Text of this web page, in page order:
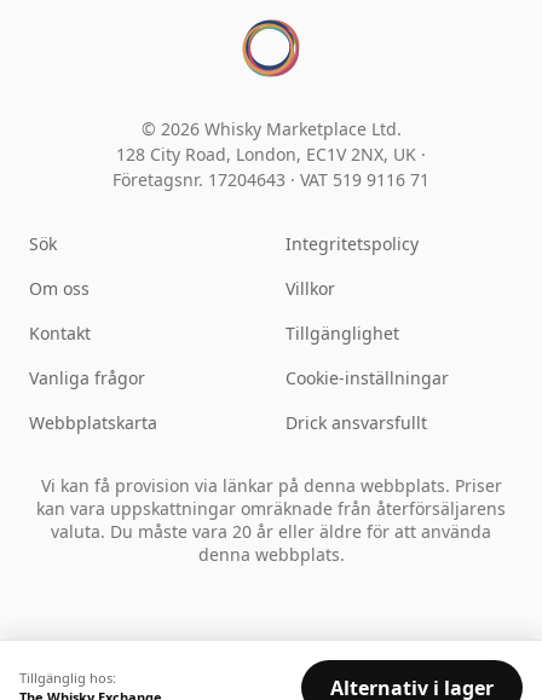
Tillgänglig hos:
Alternativ i lager
© 2026 Whisky Marketplace Ltd.
128 City Road, London, EC1V 2NX, UK ·
Företagsnr. 17204643 · VAT 519 9116 71
Sök
Om oss
Kontakt
Vanliga frågor
Webbplatskarta
Integritetspolicy
Villkor
Tillgänglighet
Cookie-inställningar
Drick ansvarsfullt
Vi kan få provision via länkar på denna webbplats. Priser
kan vara uppskattningar omräknade från återförsäljarens
valuta. Du måste vara 20 år eller äldre för att använda
denna webbplats.